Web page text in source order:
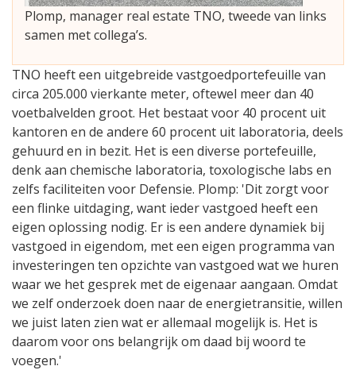
Plomp, manager real estate TNO, tweede van links
samen met collega’s.
TNO heeft een uitgebreide vastgoedportefeuille van
circa 205.000 vierkante meter, oftewel meer dan 40
voetbalvelden groot. Het bestaat voor 40 procent uit
kantoren en de andere 60 procent uit laboratoria, deels
gehuurd en in bezit. Het is een diverse portefeuille,
denk aan chemische laboratoria, toxologische labs en
zelfs faciliteiten voor Defensie. Plomp: 'Dit zorgt voor
een flinke uitdaging, want ieder vastgoed heeft een
eigen oplossing nodig. Er is een andere dynamiek bij
vastgoed in eigendom, met een eigen programma van
investeringen ten opzichte van vastgoed wat we huren
waar we het gesprek met de eigenaar aangaan. Omdat
we zelf onderzoek doen naar de energietransitie, willen
we juist laten zien wat er allemaal mogelijk is. Het is
daarom voor ons belangrijk om daad bij woord te
voegen.'